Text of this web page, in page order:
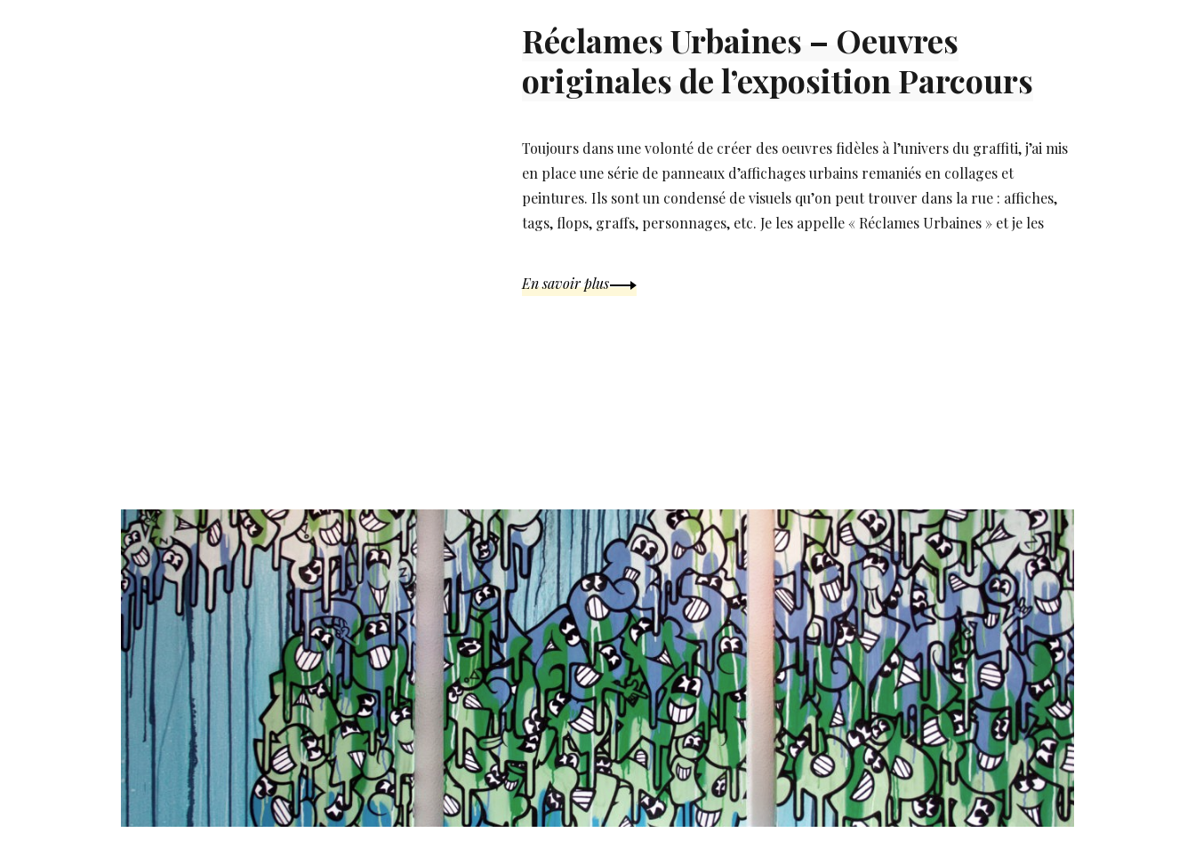
Réclames Urbaines – Oeuvres
originales de l’exposition Parcours
Toujours dans une volonté de créer des oeuvres fidèles à l’univers du graffiti, j’ai mis
en place une série de panneaux d’affichages urbains remaniés en collages et
peintures. Ils sont un condensé de visuels qu’on peut trouver dans la rue : affiches,
tags, flops, graffs, personnages, etc. Je les appelle « Réclames Urbaines » et je les
En savoir plus